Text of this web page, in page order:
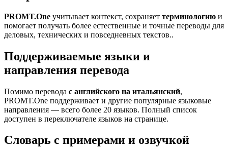
PROMT.One учитывает контекст, сохраняет терминологию и
помогает получать более естественные и точные переводы для
деловых, технических и повседневных текстов..
Поддерживаемые языки и
направления перевода
Помимо перевода с английского на итальянский,
PROMT.One поддерживает и другие популярные языковые
направления — всего более 20 языков. Полный список
доступен в переключателе языков на странице.
Словарь с примерами и озвучкой